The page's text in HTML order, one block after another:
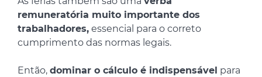
remuneratória muito importante dos
trabalhadores, essencial para o correto
cumprimento das normas legais.
Então, dominar o cálculo é indispensável para